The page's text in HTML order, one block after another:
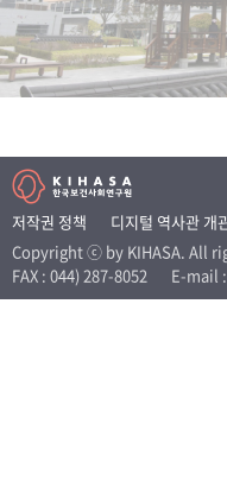
세계와 함께 한 KIHASA
VR 역사관
저작권 정책 디지털 역사관 개
Copyright ⓒ by KIHASA. All
FAX : 044) 287-8052
E-mail